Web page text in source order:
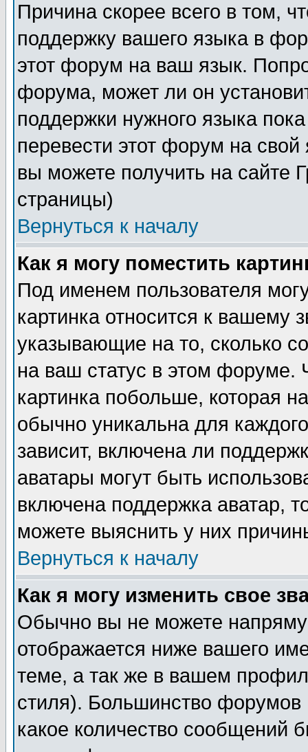
Причина скорее всего в том,
поддержку вашего языка в
этот форум на ваш язык.
форума, может ли он
поддержки нужного языка
перевести этот форум на
вы можете получить на сайте
страницы)
Вернуться к началу
Как я могу поместить
Под именем пользователя
картинка относится к вашему
указывающие на то, сколько
на ваш статус в этом форуме.
картинка побольше, которая
обычно уникальна для
зависит, включена ли
аватары могут быть
включена поддержка аватар,
можете выяснить у них
Вернуться к началу
Как я могу изменить свое
Обычно вы не можете
отображается ниже вашего
теме, а так же в вашем
стиля). Большинство форумов
какое количество сообщений